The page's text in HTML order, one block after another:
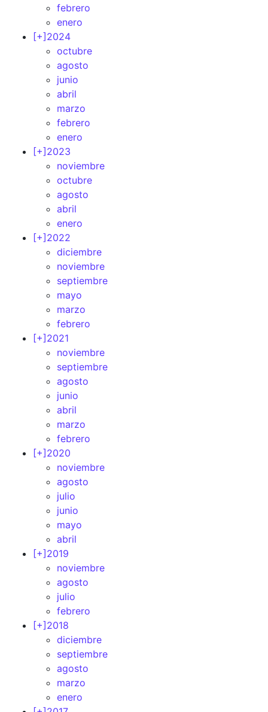
febrero
enero
[+] 2024
octubre
agosto
junio
abril
marzo
febrero
enero
[+] 2023
noviembre
octubre
agosto
abril
enero
[+] 2022
diciembre
noviembre
septiembre
mayo
marzo
febrero
[+] 2021
noviembre
septiembre
agosto
junio
abril
marzo
febrero
[+] 2020
noviembre
agosto
julio
junio
mayo
abril
[+] 2019
noviembre
agosto
julio
febrero
[+] 2018
diciembre
septiembre
agosto
marzo
enero